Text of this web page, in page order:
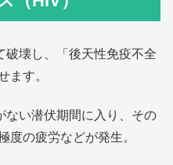
破壊し、「後天性免疫不全
ます。
ない潜伏期間に入り、その
度の疲労などが発生。